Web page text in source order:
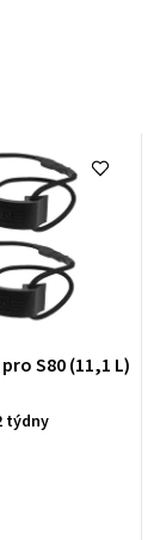
S80 (11,1 L)
týdny